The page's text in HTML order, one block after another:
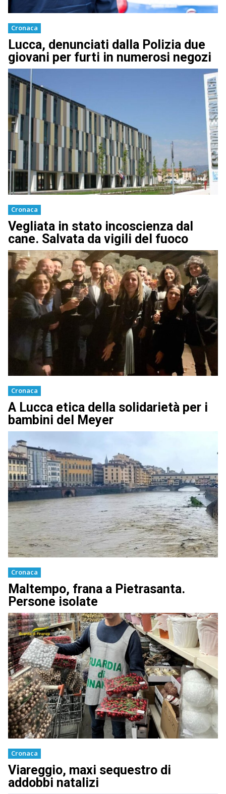
Cronaca
Lucca, denunciati dalla Polizia due
giovani per furti in numerosi negozi
Cronaca
Vegliata in stato incoscienza dal
cane. Salvata da vigili del fuoco
Cronaca
A Lucca etica della solidarietà per i
bambini del Meyer
Cronaca
Maltempo, frana a Pietrasanta.
Persone isolate
Cronaca
Viareggio, maxi sequestro di
addobbi natalizi